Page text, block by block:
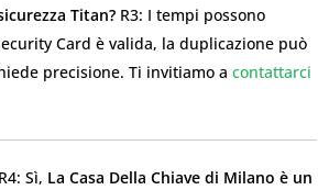
Titan? R3: I tempi possono
Card è valida, la duplicazione può
precisione. Ti invitiamo a contattarci
R4: Sì, La Casa Della Chiave di Milano è un